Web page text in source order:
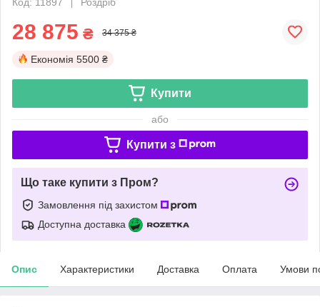
28 875 ₴ 34 375 ₴
Економія 5500 ₴
Купити
або
Купити з
Що таке купити з Пром?
Замовлення під захистом
Доступна доставка
Опис Характеристики Доставка Оплата Умови